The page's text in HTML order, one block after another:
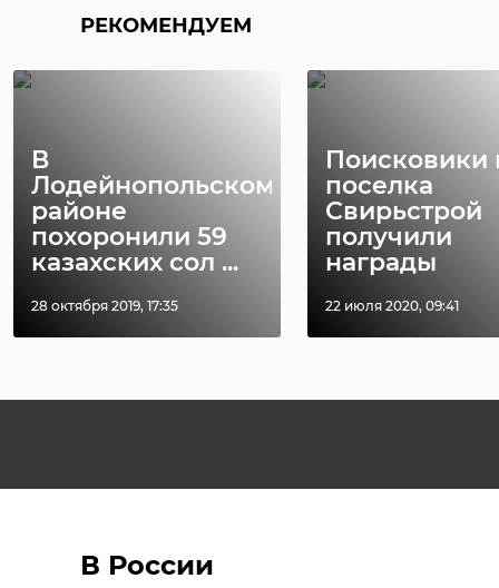
РЕКОМЕНДУЕМ
В
Лодейнопольском
районе
похоронили 59
казахских сол ...
28 октября 2019, 17:35
Поисковики
поселка
Свирьстрой
получили
награды
22 июля 2020, 09:41
В России